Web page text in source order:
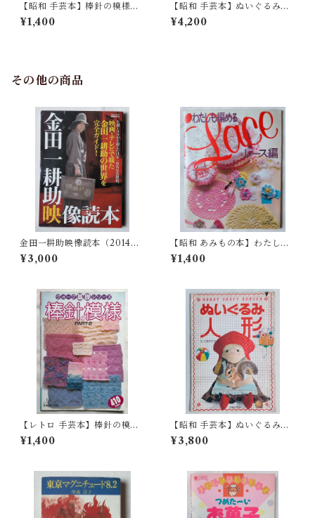
【昭和 手芸本】棒針の模様
ヴォーグ基礎シリーズ（昭和5
8年）
¥1,400
【昭和 手芸本】ぬいぐるみ
手づくりシリーズ 日本ヴォ
ーグ社
¥4,200
その他の商品
金田一耕助映像読本（2014
年）
¥3,000
【昭和 あみもの本】わたしも
編めるレース編み（昭和59
年）
¥1,400
【レトロ 手芸本】棒針の模
様 ヴォーグ基礎シリーズpar
t2（平成元年）
¥1,400
【昭和 手芸本】ぬいぐるみ
人形 尾上雅野作品集（昭和5
4年）
¥3,800